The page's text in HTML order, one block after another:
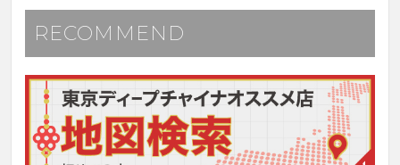
RECOMMEND